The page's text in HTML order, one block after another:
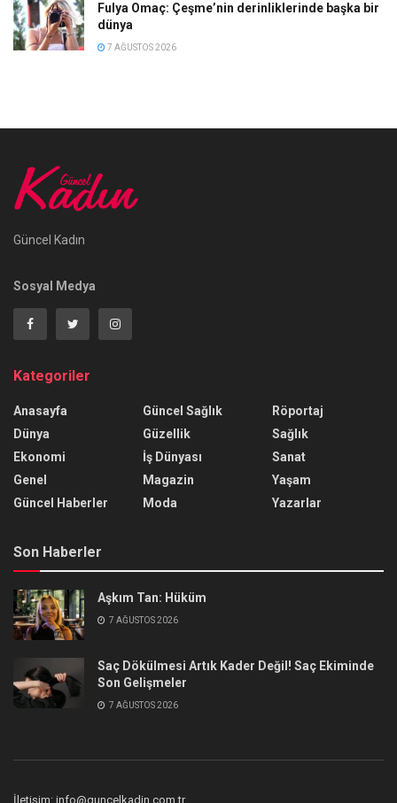
Fulya Omaç: Çeşme’nin derinliklerinde başka bir
dünya
7 AĞUSTOS 2026
Güncel Kadın
Sosyal Medya
Kategoriler
Anasayfa
Dünya
Ekonomi
Genel
Güncel Haberler
Güncel Sağlık
Güzellik
İş Dünyası
Magazin
Moda
Röportaj
Sağlık
Sanat
Yaşam
Yazarlar
Son Haberler
Aşkım Tan: Hüküm
7 AĞUSTOS 2026
Saç Dökülmesi Artık Kader Değil! Saç Ekiminde
Son Gelişmeler
7 AĞUSTOS 2026
İletişim: info@guncelkadin.com.tr